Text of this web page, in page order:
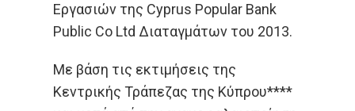
Εργασιών της Cyprus Popular Bank
Public Co Ltd Διαταγμάτων του 2013.
Με βάση τις εκτιμήσεις της
Κεντρικής Τράπεζας της Κύπρου****